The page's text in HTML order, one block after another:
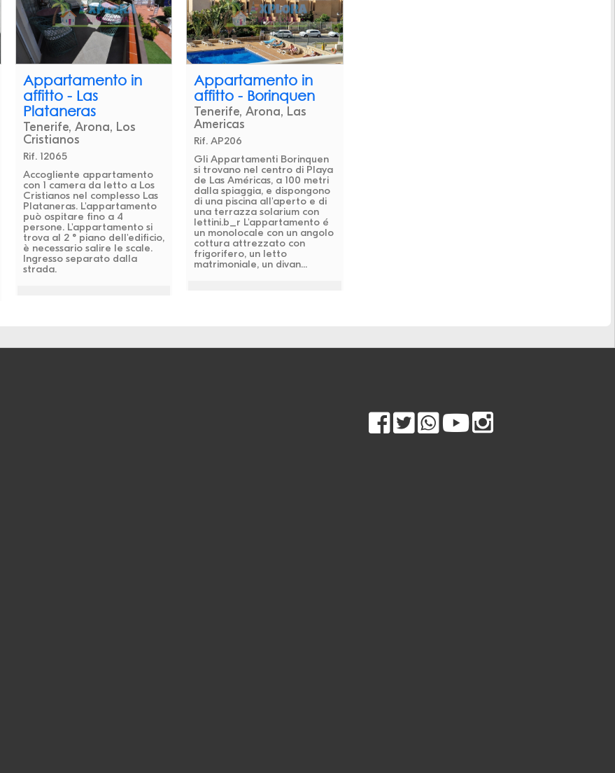
Appartamento in
affitto - Las
Plataneras
Tenerife, Arona, Los
Cristianos
Rif. 12065
Accogliente appartamento
con 1 camera da letto a Los
Cristianos nel complesso Las
Plataneras. L'appartamento
può ospitare fino a 4
persone. L'appartamento si
trova al 2 ° piano dell'edificio,
è necessario salire le scale.
Ingresso separato dalla
strada.
Appartamento in
affitto - Borinquen
Tenerife, Arona, Las
Americas
Rif. AP206
Gli Appartamenti Borinquen
si trovano nel centro di Playa
de Las Américas, a 100 metri
dalla spiaggia, e dispongono
di una piscina all'aperto e di
una terrazza solarium con
lettini.b_r L'appartamento é
un monolocale con un angolo
cottura attrezzato con
frigorifero, un letto
matrimoniale, un divan...